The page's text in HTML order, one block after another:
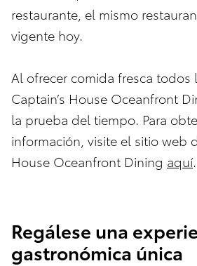
restaurante, el mismo
vigente hoy.
Al ofrecer comida fresca todos
Captain’s House Oceanfront
la prueba del tiempo. Para
información, visite el sitio web
House Oceanfront Dining aquí.
Regálese una
gastronómica única